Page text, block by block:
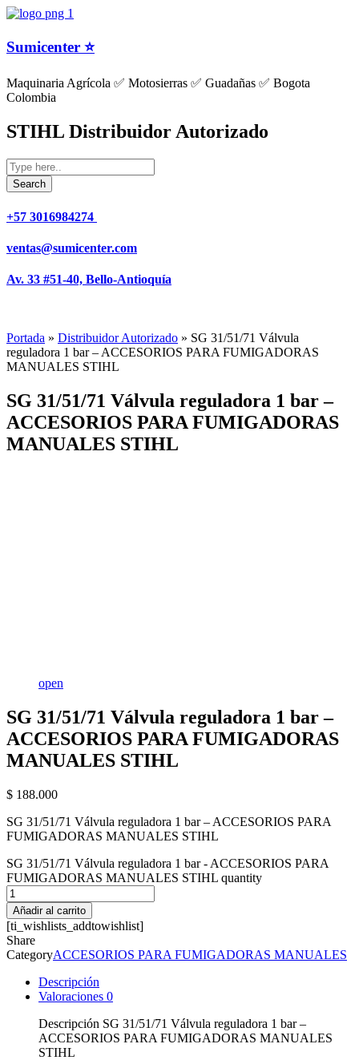
Sumicenter ⭐
Maquinaria Agrícola ✅ Motosierras ✅ Guadañas ✅ Bogota
Colombia
STIHL Distribuidor Autorizado
+57 3016984274 ​
ventas@sumicenter.com
Av. 33 #51-40, Bello-Antioquía
Portada » Distribuidor Autorizado » SG 31/51/71 Válvula
reguladora 1 bar – ACCESORIOS PARA FUMIGADORAS
MANUALES STIHL
SG 31/51/71 Válvula reguladora 1 bar –
ACCESORIOS PARA FUMIGADORAS
MANUALES STIHL
open
SG 31/51/71 Válvula reguladora 1 bar –
ACCESORIOS PARA FUMIGADORAS
MANUALES STIHL
$ 188.000
SG 31/51/71 Válvula reguladora 1 bar – ACCESORIOS PARA
FUMIGADORAS MANUALES STIHL
SG 31/51/71 Válvula reguladora 1 bar - ACCESORIOS PARA
FUMIGADORAS MANUALES STIHL quantity
Añadir al carrito
[ti_wishlists_addtowishlist]
Share
CategoryACCESORIOS PARA FUMIGADORAS MANUALES
Descripción
Valoraciones 0
Descripción SG 31/51/71 Válvula reguladora 1 bar –
ACCESORIOS PARA FUMIGADORAS MANUALES
STIHL